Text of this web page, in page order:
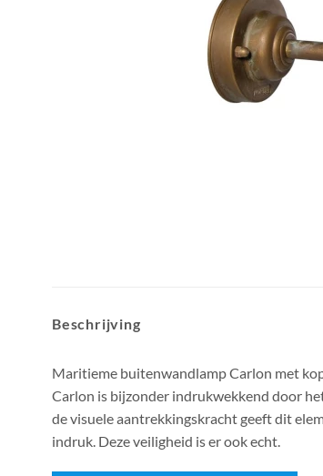
Beschrijving
Maritieme buitenwandlamp Carlon met
Carlon is bijzonder indrukwekkend door
de visuele aantrekkingskracht geeft dit
indruk. Deze veiligheid is er ook echt.